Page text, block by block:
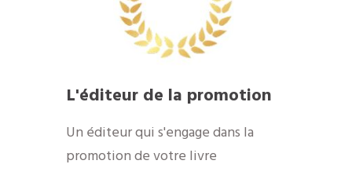
​L'éditeur de la promotion
​Un éditeur qui s'engage dans la
promotion de votre livre